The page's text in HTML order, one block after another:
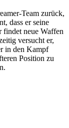
Team zurück,
dass er seine
findet neue Waffen
versucht er,
in den Kampf
Position zu